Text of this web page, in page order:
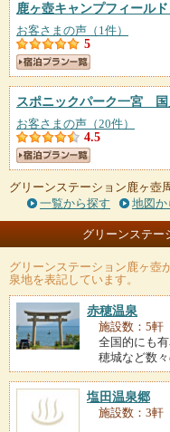
鹿ヶ壺キャンプフィールド
お客さまの声（1件）
5
スポニックパーク一宮 国
お客さまの声（20件）
4.5
グリーンステーション鹿ヶ壺
一覧から探す
地図か
グリーンステー
グリーンステーション鹿ヶ壺
泉地を表記しています。
赤穂温泉
施設数：5軒
全国的にも
穂城など数
塩田温泉郷
施設数：3軒